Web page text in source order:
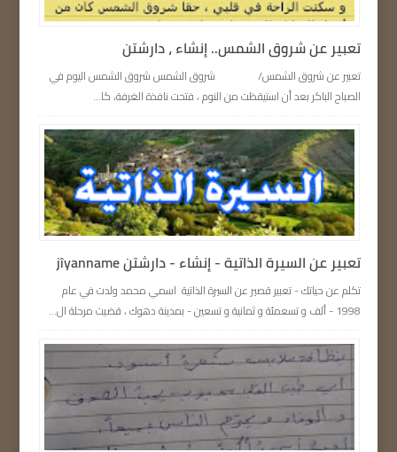
تعبير عن شروق الشمس.. إنشاء ، دارشتن
تعبير عن شروق الشمس/ شروق الشمس شروق الشمس اليوم في
الصباح الباكر بعد أن استيقظت من النوم ، فتحت نافذة الغرفة، كا...
تعبیر عن السيرة الذاتية - إنشاء - دارشتن jîyanname
تكلم عن حياتك - تعبیر قصير عن السيرة الذاتية اسمي محمد ولدت في عام
1998 - ألف و تسعمئة و ثمانية و تسعين - بمدينة دهوك ، قضيت مرحلة ال...